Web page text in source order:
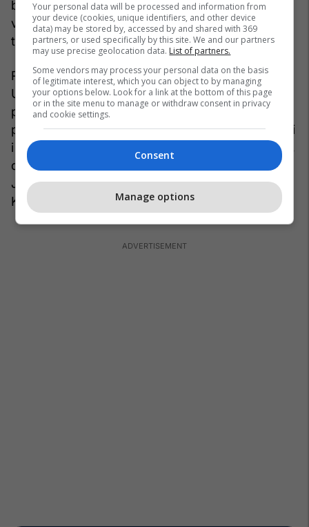
brendshëm politik kanë shtuar deklaratat e
veprimet me përmbajtje të theksuar nacionaliste”,
thotë Milo.
Raporti i Institutit për Politika të Jashtme i
Universitetit Johns Hopkins dhe Qendrës Wilson
për strategjinë se si të trajtohet
paqëndrueshmëria në Ballkan, përmend se burimi
i paqëndrueshmërisë ka nisur tri dekada më parë,
duke thënë se shpërbërja e dhunshme e
Jugosllavisë mund të përfundojë aty ku filloi, në
Kosovë. /rel/
Your personal data will be processed and information from
your device (cookies, unique identifiers, and other device
data) may be stored by, accessed by and shared with 369
partners, or used specifically by this site. We and our partners
may use precise geolocation data. List of partners.
Some vendors may process your personal data on the basis
of legitimate interest, which you can object to by managing
your options below. Look for a link at the bottom of this page
or in the site menu to manage or withdraw consent in privacy
and cookie settings.
Consent
Manage options